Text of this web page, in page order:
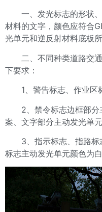
一、发光标志的形状
材料的文字，颜色应符合
光单元和逆反射材料底板
二、不同种类道路交
下要求：
1、警告标志、作业区
2、禁令标志边框部
案、文字部分主动发光单元
3、指示标志、指路
标志主动发光单元颜色为白